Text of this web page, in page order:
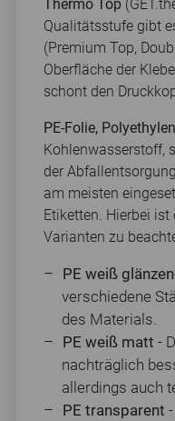
Thermo Top
Qualitätsstufe gibt
(Premium Top,
Oberfläche der
schont den
PE-Folie, Polyethylen
Kohlenwasserstoff,
der
am meisten
Etiketten. Hierbei
Varianten zu
PE weiß
verschiedene
des Materials.
PE weiß matt -
nachträglich
allerdings auch
PE transparent